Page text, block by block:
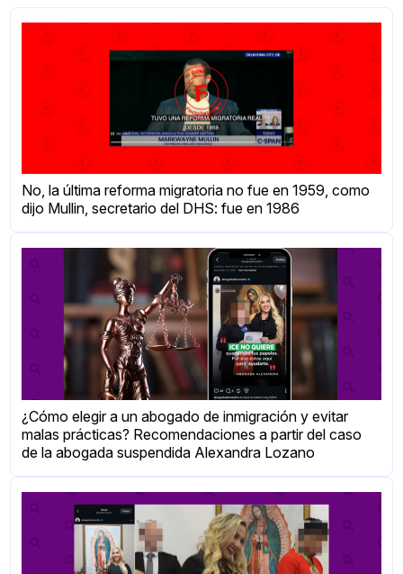
No, la última reforma migratoria no fue en 1959, como
dijo Mullin, secretario del DHS: fue en 1986
¿Cómo elegir a un abogado de inmigración y evitar
malas prácticas? Recomendaciones a partir del caso
de la abogada suspendida Alexandra Lozano